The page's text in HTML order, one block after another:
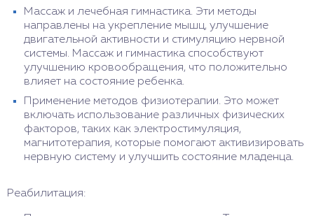
Массаж и лечебная гимнастика. Эти методы
направлены на укрепление мышц, улучшение
двигательной активности и стимуляцию нервной
системы. Массаж и гимнастика способствуют
улучшению кровообращения, что положительно
влияет на состояние ребенка.
Применение методов физиотерапии. Это может
включать использование различных физических
факторов, таких как электростимуляция,
магнитотерапия, которые помогают активизировать
нервную систему и улучшить состояние младенца.
Реабилитация: